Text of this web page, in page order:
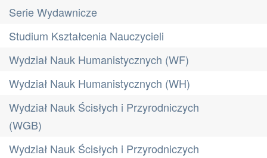
Serie Wydawnicze
Studium Kształcenia Nauczycieli
Wydział Nauk Humanistycznych (WF)
Wydział Nauk Humanistycznych (WH)
Wydział Nauk Ścisłych i Przyrodniczych
(WGB)
Wydział Nauk Ścisłych i Przyrodniczych